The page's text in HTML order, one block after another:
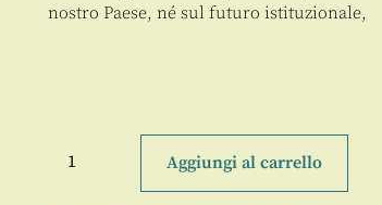
nostro Paese, né sul futuro istituzionale,
europea
Aggiungi al carrello